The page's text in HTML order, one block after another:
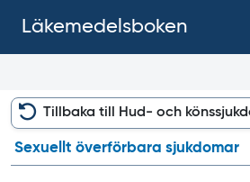
Läkemedelsboken
Tillbaka till Hud- och
Sexuellt överförbara sjukdomar